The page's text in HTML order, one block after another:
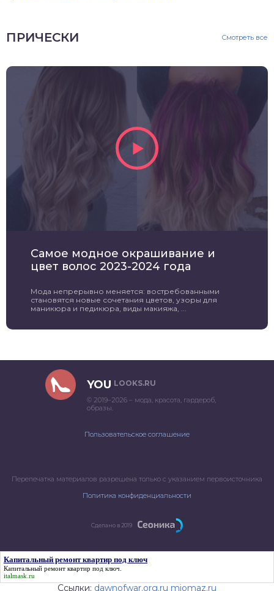
ПРИЧЕСКИ Смотреть все
Самое модное окрашивание и
цвет волос 2023-2024 года
Мода непрерывно меняется: востребованными
становятся новые сочетания цветов, узоры для
маникюра и педикюра, виды макияжа, ...
YOU LOOKS.RU
© 2019–2026 – мода, красота, гардероб,
образы.
Пользовательское соглашение
Перепечатка материалов разрешена только с указанием первоисточника
Политика конфиденциальности
Сделано в 2019
Капитальный ремонт квартир под ключ
Капитальный ремонт квартир под ключ
italmask.ru
Ссылки: dawnofwar.org.ru miomaz.ru